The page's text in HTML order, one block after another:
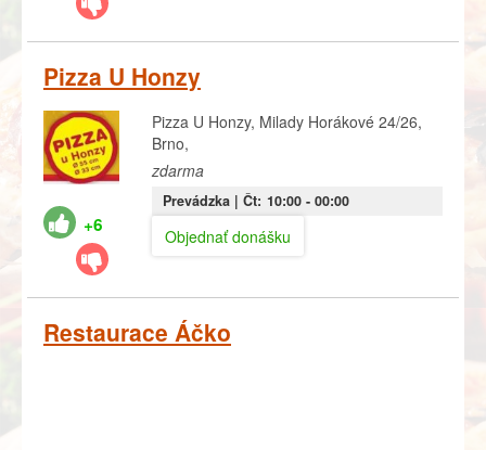
Pizza U Honzy
+6
Pizza U Honzy, Milady Horákové 24/26,
Brno,
zdarma
Prevádzka | Čt: 10:00- 00:00
Objednať donášku
Restaurace Áčko